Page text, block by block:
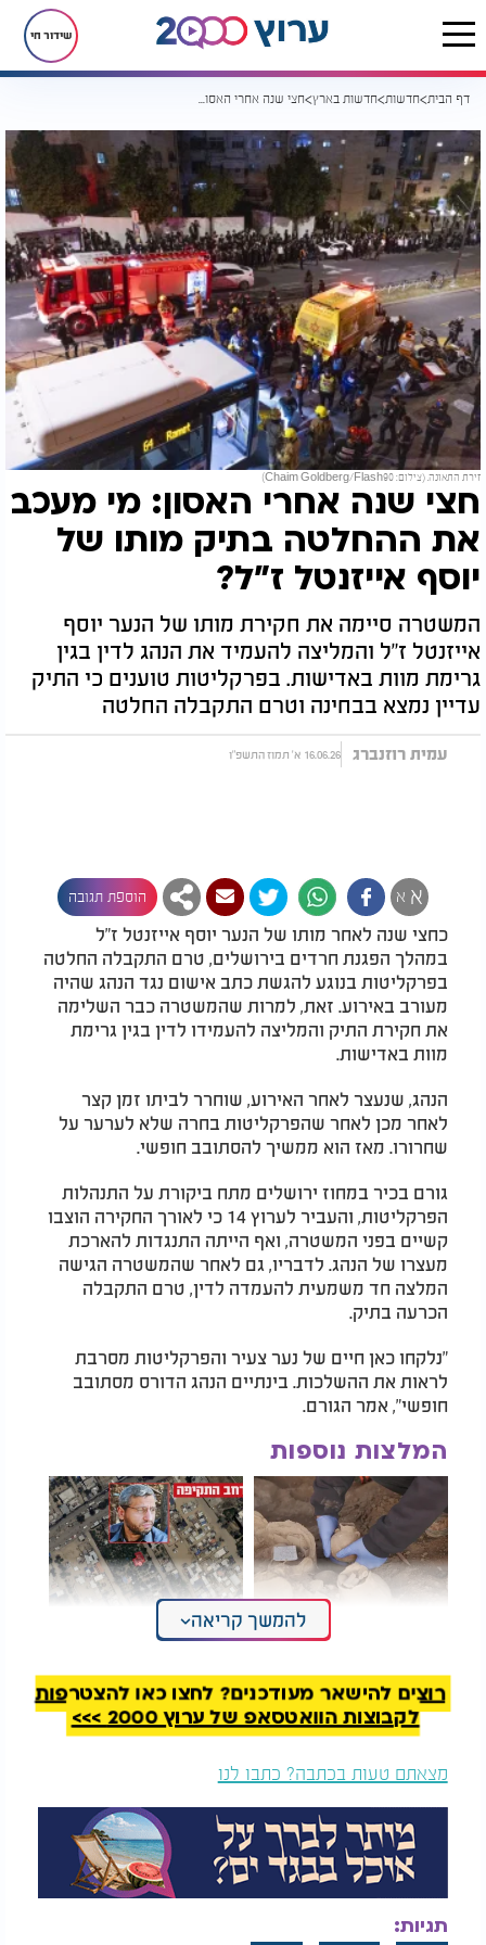
שידור חי
דף הבית חדשות חדשות בארץ חצי שנה אחרי האסון: מי מעכב את ההחלטה בתיק מותו של יוסף אייזנטל ז"ל?
זירת התאונה. (צילום: Chaim Goldberg/Flash90)
חצי שנה אחרי האסון: מי מעכב
את ההחלטה בתיק מותו של
יוסף אייזנטל ז"ל?
המשטרה סיימה את חקירת מותו של הנער יוסף
אייזנטל ז"ל והמליצה להעמיד את הנהג לדין בגין
גרימת מוות באדישות. בפרקליטות טוענים כי התיק
עדיין נמצא בבחינה וטרם התקבלה החלטה
עמית רוזנברג 16.06.26 א' תמוז התשפ"ו
א א הוספת תגובה
כחצי שנה לאחר מותו של הנער יוסף אייזנטל ז"ל
במהלך הפגנת חרדים בירושלים, טרם התקבלה החלטה
בפרקליטות בנוגע להגשת כתב אישום נגד הנהג שהיה
מעורב באירוע. זאת, למרות שהמשטרה כבר השלימה
את חקירת התיק והמליצה להעמידו לדין בגין גרימת
מוות באדישות.
הנהג, שנעצר לאחר האירוע, שוחרר לביתו זמן קצר
לאחר מכן לאחר שהפרקליטות בחרה שלא לערער על
שחרורו. מאז הוא ממשיך להסתובב חופשי.
גורם בכיר במחוז ירושלים מתח ביקורת על התנהלות
הפרקליטות, והעביר לערוץ 14 כי לאורך החקירה הוצבו
קשיים בפני המשטרה, ואף הייתה התנגדות להארכת
מעצרו של הנהג. לדבריו, גם לאחר שהמשטרה הגישה
המלצה חד משמעית להעמדה לדין, טרם התקבלה
הכרעה בתיק.
"נלקחו כאן חיים של נער צעיר והפרקליטות מסרבת
לראות את ההשלכות. בינתיים הנהג הדורס מסתובב
חופשי", אמר הגורם.
המלצות נוספות
תגלית ארכיאולוגית
נדירה: נחשף מקדש בן
האם מוחמד דף חוסל?
מנגד, בפרקליטות מסרו כי התיק מצוי בימים אלה
בהליך בחינה וכי טרם התקבלה החלטה בעניינו. עוד
נמסר כי מדובר בהליך רגיל ומקובל וכי אין עיכוב
בטיפול בתיק.
על פי ממצאי החקירה, במהלך הפגנת חרדים ברחוב
ירמיהו בירושלים נחסם האוטובוס על ידי מפגינים. הנהג
המשיך בנסיעה מצומת ירמיהו שמגר ועד לרחוב אוהל
יהושע, מרחק של כ-400 עד 500 מטרים.
להמשך קריאה
רוצים להישאר מעודכנים? לחצו כאן להצטרפות
לקבוצות הוואטסאפ של ערוץ 2000 >>>
מצאתם טעות בכתבה? כתבו לנו
תגיות: